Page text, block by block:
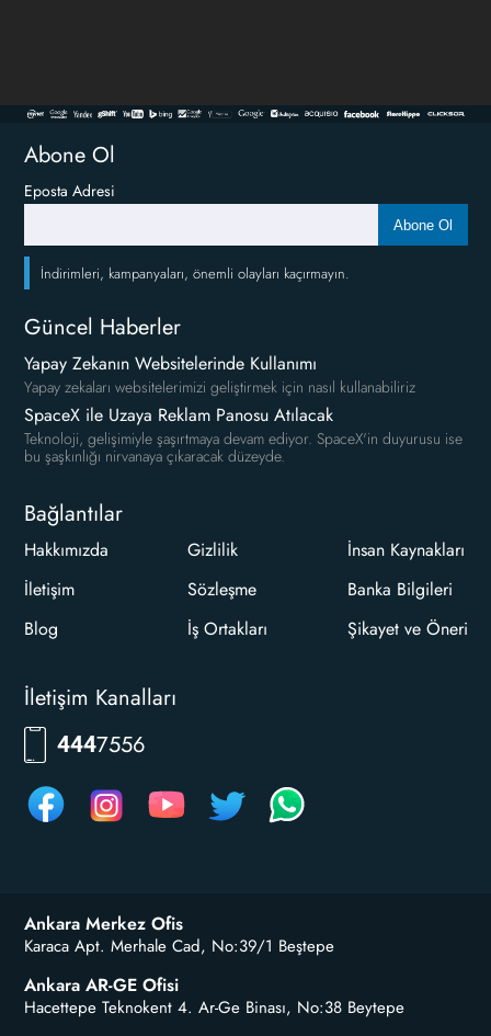
Abone Ol
Eposta Adresi
Abone Ol
İndirimleri, kampanyaları, önemli olayları kaçırmayın.
Güncel Haberler
Yapay Zekanın Websitelerinde Kullanımı
Yapay zekaları websitelerimizi geliştirmek için nasıl kullanabiliriz
SpaceX ile Uzaya Reklam Panosu Atılacak
Teknoloji, gelişimiyle şaşırtmaya devam ediyor. SpaceX'in duyurusu ise
bu şaşkınlığı nirvanaya çıkaracak düzeyde.
Bağlantılar
Hakkımızda
İletişim
Blog
Gizlilik
Sözleşme
İş Ortakları
İnsan Kaynakları
Banka Bilgileri
Şikayet ve Öneri
İletişim Kanalları
4447556
Ankara Merkez Ofis
Karaca Apt. Merhale Cad, No:39/1 Beştepe
Ankara AR-GE Ofisi
Hacettepe Teknokent 4. Ar-Ge Binası, No:38 Beytepe